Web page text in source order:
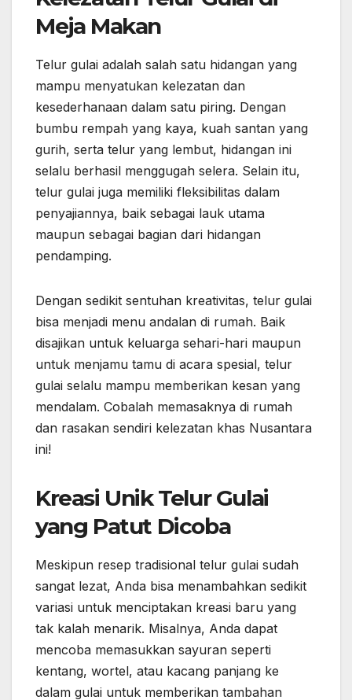
Meja Makan
Telur gulai adalah salah satu hidangan yang
mampu menyatukan kelezatan dan
kesederhanaan dalam satu piring. Dengan
bumbu rempah yang kaya, kuah santan yang
gurih, serta telur yang lembut, hidangan ini
selalu berhasil menggugah selera. Selain itu,
telur gulai juga memiliki fleksibilitas dalam
penyajiannya, baik sebagai lauk utama
maupun sebagai bagian dari hidangan
pendamping.
Dengan sedikit sentuhan kreativitas, telur gulai
bisa menjadi menu andalan di rumah. Baik
disajikan untuk keluarga sehari-hari maupun
untuk menjamu tamu di acara spesial, telur
gulai selalu mampu memberikan kesan yang
mendalam. Cobalah memasaknya di rumah
dan rasakan sendiri kelezatan khas Nusantara
ini!
Kreasi Unik Telur Gulai
yang Patut Dicoba
Meskipun resep tradisional telur gulai sudah
sangat lezat, Anda bisa menambahkan sedikit
variasi untuk menciptakan kreasi baru yang
tak kalah menarik. Misalnya, Anda dapat
mencoba memasukkan sayuran seperti
kentang, wortel, atau kacang panjang ke
dalam gulai untuk memberikan tambahan